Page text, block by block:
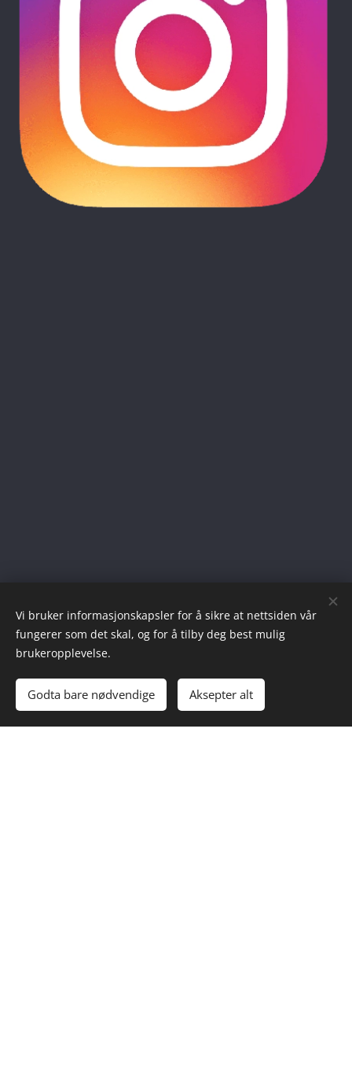
Vi bruker informasjonskapsler for å sikre at nettsiden vår
fungerer som det skal, og for å tilby deg best mulig
brukeropplevelse.
Godta bare nødvendige Aksepter alt